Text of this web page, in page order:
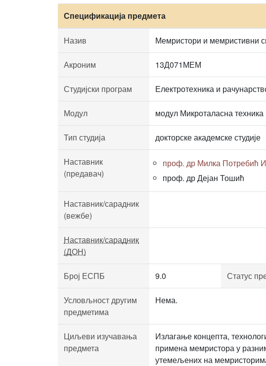
Спецификација предмета
Назив Мемристори и мемристивни
Акроним 13Д071МЕМ
Студијски програм Електротехника и
Модул модул Микроталасна техника
Тип студија докторске академске студије
Наставник
(предавач)
проф. др Милка Потребић
проф. др Дејан Тошић
Наставник/сарадник
(вежбе)
Наставник/сарадник
(ДОН)
Број ЕСПБ 9.0 Статус
Условљност другим
предметима
Нема.
Циљеви изучавања
предмета
Излагање концепта,
примена мемристора у
утемељених на